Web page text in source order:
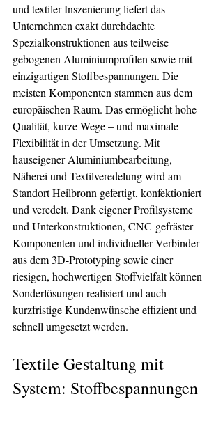
und textiler Inszenierung liefert das
Unternehmen exakt durchdachte
Spezialkonstruktionen aus teilweise
gebogenen Aluminiumprofilen sowie mit
einzigartigen Stoffbespannungen. Die
meisten Komponenten stammen aus dem
europäischen Raum. Das ermöglicht hohe
Qualität, kurze Wege – und maximale
Flexibilität in der Umsetzung. Mit
hauseigener Aluminiumbearbeitung,
Näherei und Textilveredelung wird am
Standort Heilbronn gefertigt, konfektioniert
und veredelt. Dank eigener Profilsysteme
und Unterkonstruktionen, CNC-gefräster
Komponenten und individueller Verbinder
aus dem 3D-Prototyping sowie einer
riesigen, hochwertigen Stoffvielfalt können
Sonderlösungen realisiert und auch
kurzfristige Kundenwünsche effizient und
schnell umgesetzt werden.
Textile Gestaltung mit
System: Stoffbespannungen